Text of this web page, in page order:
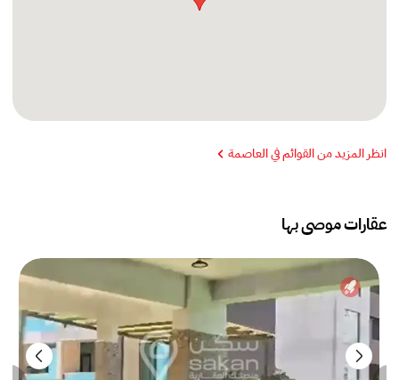
انظر المزيد من القوائم في العاصمة
عقارات موصى بها